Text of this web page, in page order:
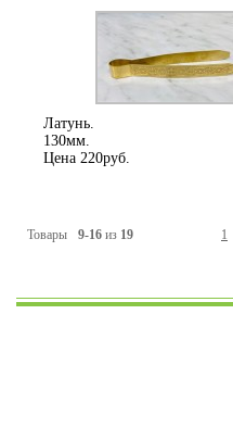
Латунь.
130мм.
Цена 220руб.
Товары 9-16 из 19 1